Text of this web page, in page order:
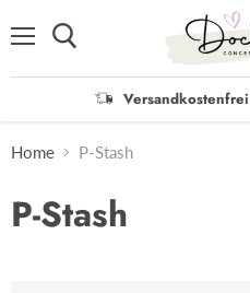
Versandkostenfrei
Home P-Stash
P-Stash